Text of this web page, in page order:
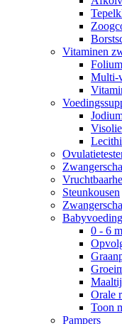
Vitaminen
Multi-
Visolie
Steunkousen
Babyvoeding
0 - 6
Orale
Toon
Pampers